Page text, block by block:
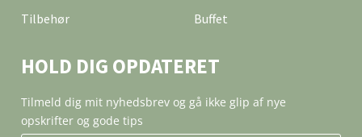
Tilbehør
Buffet
HOLD DIG OPDATERET
Tilmeld dig mit nyhedsbrev og gå ikke glip af nye
opskrifter og gode tips